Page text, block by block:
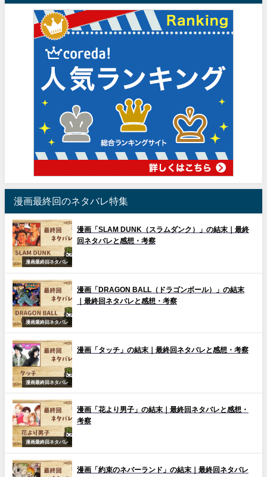
漫画最終回のネタバレ特集
漫画最終回ネタバレ
漫画「SLAM DUNK（スラムダンク）」の結末｜最終
回ネタバレと感想・考察
漫画最終回ネタバレ
漫画「DRAGON BALL（ドラゴンボール）」の結末
｜最終回ネタバレと感想・考察
漫画最終回ネタバレ
漫画「タッチ」の結末｜最終回ネタバレと感想・考察
漫画最終回ネタバレ
漫画「花より男子」の結末｜最終回ネタバレと感想・
考察
漫画「約束のネバーランド」の結末｜最終回ネタバレ